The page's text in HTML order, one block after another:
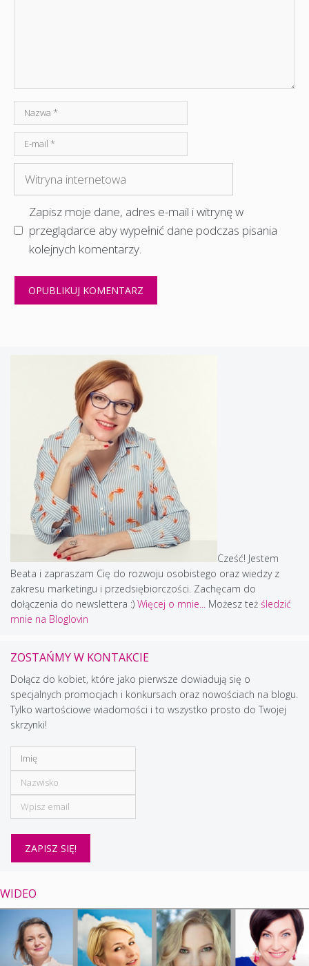
Nazwa
mail
internetowa
Zapisz moje dane, adres e-mail i witrynę w
przeglądarce aby wypełnić dane podczas pisania
kolejnych komentarzy.
Cześć! Jestem
Beata i zapraszam Cię do rozwoju osobistego oraz wiedzy z
zakresu marketingu i przedsiębiorczości. Zachęcam do
dołączenia do newslettera :) Więcej o mnie... Możesz też śledzić
mnie na Bloglovin
ZOSTAŃMY W KONTAKCIE
Dołącz do kobiet, które jako pierwsze dowiadują się o
specjalnych promocjach i konkursach oraz nowościach na blogu.
Tylko wartościowe wiadomości i to wszystko prosto do Twojej
skrzynki!
WIDEO